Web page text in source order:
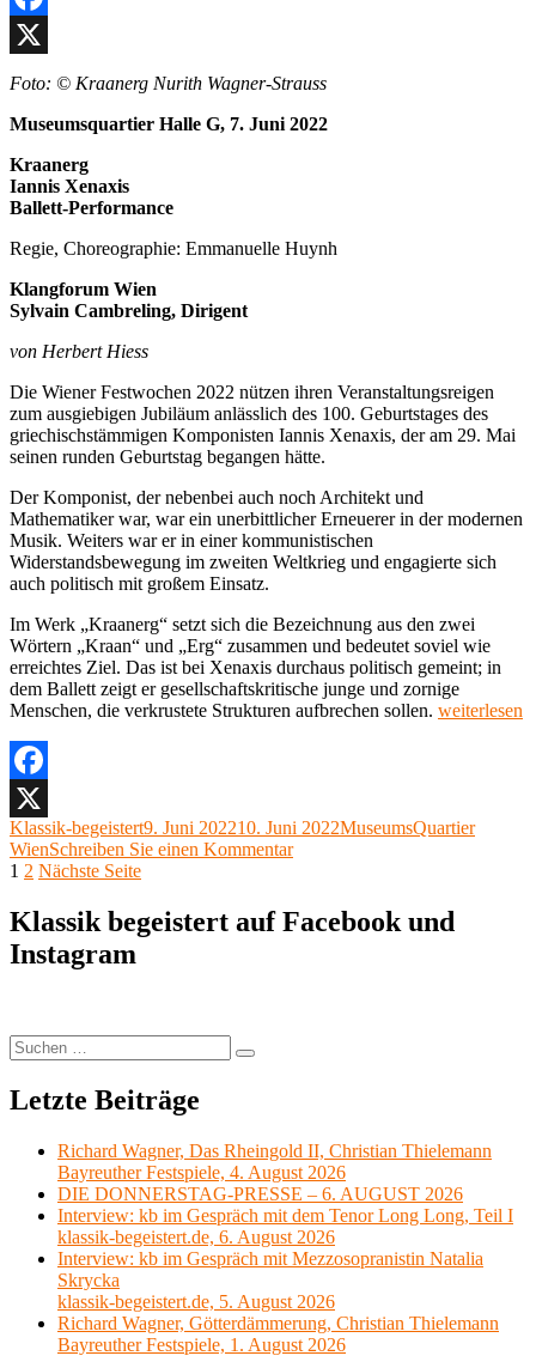
Facebook
X
Foto: © Kraanerg Nurith Wagner-Strauss
Museumsquartier Halle G, 7. Juni 2022
Kraanerg
Iannis Xenaxis
Ballett-Performance
Regie, Choreographie: Emmanuelle Huynh
Klangforum Wien
Sylvain Cambreling, Dirigent
von Herbert Hiess
Die Wiener Festwochen 2022 nützen ihren Veranstaltungsreigen
zum ausgiebigen Jubiläum anlässlich des 100. Geburtstages des
griechischstämmigen Komponisten Iannis Xenaxis, der am 29. Mai
seinen runden Geburtstag begangen hätte.
Der Komponist, der nebenbei auch noch Architekt und
Mathematiker war, war ein unerbittlicher Erneuerer in der modernen
Musik. Weiters war er in einer kommunistischen
Widerstandsbewegung im zweiten Weltkrieg und engagierte sich
auch politisch mit großem Einsatz.
Im Werk „Kraanerg“ setzt sich die Bezeichnung aus den zwei
Wörtern „Kraan“ und „Erg“ zusammen und bedeutet soviel wie
erreichtes Ziel. Das ist bei Xenaxis durchaus politisch gemeint; in
dem Ballett zeigt er gesellschaftskritische junge und zornige
Menschen, die verkrustete Strukturen aufbrechen sollen. „Iannis
Halle
weiterlesen
Facebook
X
Autor
Klassik-begeistertVeröffentlicht
am
9. Juni 202210. Juni 2022Kategorien
MuseumsQuartier
WienSchreiben Sie einen Kommentarzu
Kraanerg
Ballett-
Seitennummerierung
der
Beiträge
Seite
1 Seite
2 Nächste Seite
Klassik begeistert auf Facebook und
Instagram
Suchen
nach:
Suchen
Letzte Beiträge
Richard Wagner, Das Rheingold II, Christian Thielemann
Bayreuther Festspiele, 4. August 2026
DIE DONNERSTAG-PRESSE – 6. AUGUST 2026
Interview: kb im Gespräch mit dem Tenor Long Long, Teil I
klassik-begeistert.de, 6. August 2026
Interview: kb im Gespräch mit Mezzosopranistin Natalia
Skrycka
klassik-begeistert.de, 5. August 2026
Richard Wagner, Götterdämmerung, Christian Thielemann
Bayreuther Festspiele, 1. August 2026